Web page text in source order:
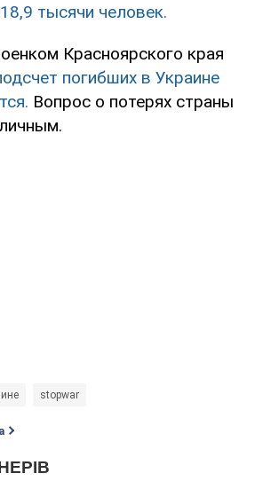
тысячи человек.
Красноярского края
погибших в Украине
Вопрос о потерях страны
stopwar